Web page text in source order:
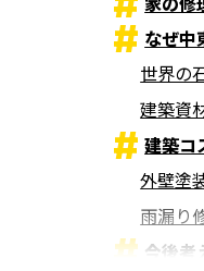
なぜ中
世界の
建築資
建築コ
外壁塗
雨漏り
今後考